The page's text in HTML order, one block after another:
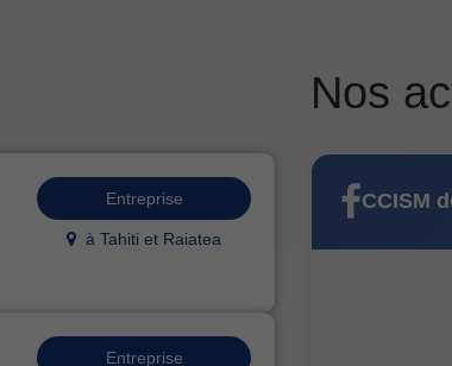
Entreprise
à Tahiti et Raiatea
Entreprise
Nos
CCISM